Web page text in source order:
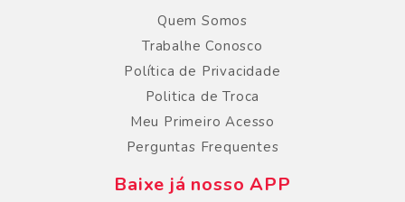
Quem Somos
Trabalhe Conosco
Política de Privacidade
Politica de Troca
Meu Primeiro Acesso
Perguntas Frequentes
Baixe já nosso APP